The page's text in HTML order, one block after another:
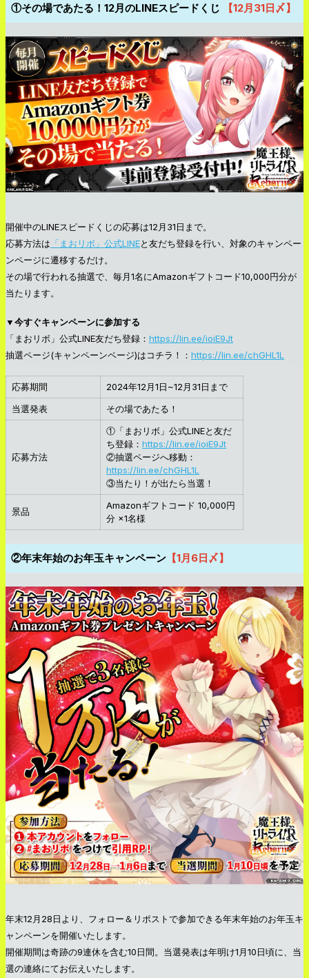
①その場であたる！12月のLINEスピードくじ 【12月31日〆】
開催中のLINEスピードくじの応募は12月31日まで。
応募方法は 「まおリボ」公式LINEと友だち登録を行い、対象のキャンペー
ンページに遷移するだけ。
その場で行われる抽選で、毎月1名にAmazonギフトコード10,000円分が
当たります。
▼今すぐキャンペーンに参加する
「まおリボ」公式LINE友だち登録： https://lin.ee/ioiE9Jt
抽選ページ(キャンペーンページ)はコチラ！： https://lin.ee/chGHL1L
応募期間
2024年12月1日~12月31日まで
当選発表
その場であたる！
応募方法
①「まおリボ」公式LINEと友だ
ち登録： https://lin.ee/ioiE9Jt
②抽選ページへ移動：
https://lin.ee/chGHL1L
③当たり！が出たら当選！
景品
Amazonギフトコード 10,000円
分 ×1名様
②年末年始のお年玉キャンペーン 【1月6日〆】
年末12月28日より、フォロー＆リポストで参加できる年末年始のお年玉キ
ャンペーンを開催いたします。
開催期間は奇跡の9連休を含む10日間。当選発表は年明け1月10日頃に、当
選の連絡にてお伝えいたします。